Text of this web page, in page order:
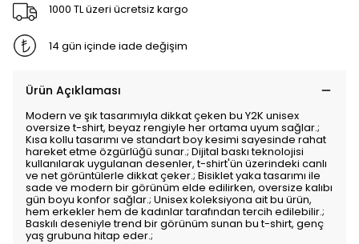
1000 TL üzeri ücretsiz kargo
14 gün içinde iade değişim
Ürün Açıklaması
Modern ve şık tasarımıyla dikkat çeken bu Y2K unisex
oversize t-shirt, beyaz rengiyle her ortama uyum sağlar.;
Kısa kollu tasarımı ve standart boy kesimi sayesinde rahat
hareket etme özgürlüğü sunar.; Dijital baskı teknolojisi
kullanılarak uygulanan desenler, t-shirt'ün üzerindeki canlı
ve net görüntülerle dikkat çeker.; Bisiklet yaka tasarımı ile
sade ve modern bir görünüm elde edilirken, oversize kalıbı
gün boyu konfor sağlar.; Unisex koleksiyona ait bu ürün,
hem erkekler hem de kadınlar tarafından tercih edilebilir.;
Baskılı deseniyle trend bir görünüm sunan bu t-shirt, genç
yaş grubuna hitap eder.;